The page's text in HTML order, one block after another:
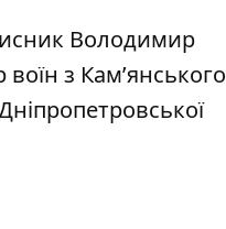
Володимир
з Кам’янського